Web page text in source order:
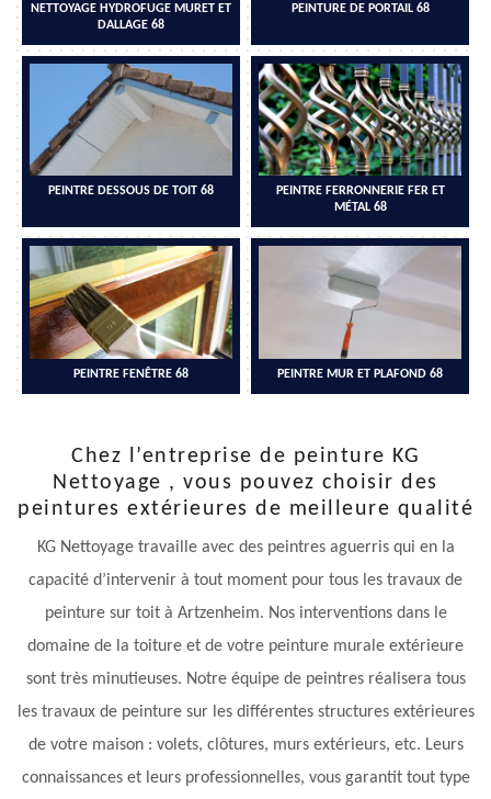
NETTOYAGE HYDROFUGE MURET ET
DALLAGE 68
PEINTURE DE PORTAIL 68
PEINTRE DESSOUS DE TOIT 68
PEINTRE FERRONNERIE FER ET
MÉTAL 68
PEINTRE FENÊTRE 68 PEINTRE MUR ET PLAFOND 68
Chez l’entreprise de peinture KG
Nettoyage , vous pouvez choisir des
peintures extérieures de meilleure qualité
KG Nettoyage travaille avec des peintres aguerris qui en la
capacité d’intervenir à tout moment pour tous les travaux de
peinture sur toit à Artzenheim. Nos interventions dans le
domaine de la toiture et de votre peinture murale extérieure
sont très minutieuses. Notre équipe de peintres réalisera tous
les travaux de peinture sur les différentes structures extérieures
de votre maison : volets, clôtures, murs extérieurs, etc. Leurs
connaissances et leurs professionnelles, vous garantit tout type